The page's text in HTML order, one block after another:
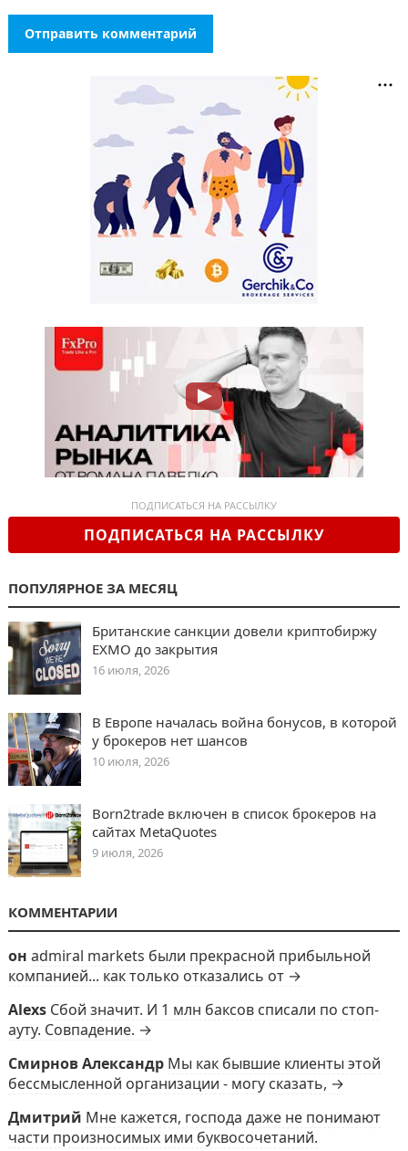
ПОДПИСАТЬСЯ НА РАССЫЛКУ
ПОДПИСАТЬСЯ НА РАССЫЛКУ
ПОПУЛЯРНОЕ ЗА МЕСЯЦ
Британские санкции довели криптобиржу
EXMO до закрытия
16 июля, 2026
В Европе началась война бонусов, в которой
у брокеров нет шансов
10 июля, 2026
Born2trade включен в список брокеров на
сайтах MetaQuotes
9 июля, 2026
КОММЕНТАРИИ
он admiral markets были прекрасной прибыльной
компанией... как только отказались от →
Alexs Сбой значит. И 1 млн баксов списали по стоп-
ауту. Совпадение. →
Смирнов Александр Мы как бывшие клиенты этой
бессмысленной организации - могу сказать, →
Дмитрий Мне кажется, господа даже не понимают
части произносимых ими буквосочетаний.